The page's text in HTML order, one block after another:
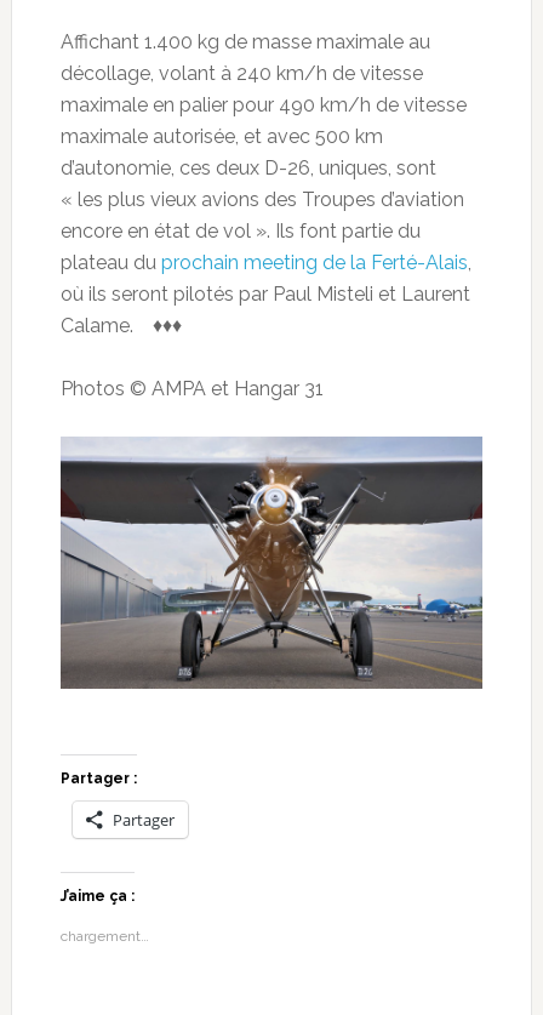
Affichant 1.400 kg de masse maximale au
décollage, volant à 240 km/h de vitesse
maximale en palier pour 490 km/h de vitesse
maximale autorisée, et avec 500 km
d’autonomie, ces deux D-26, uniques, sont
« les plus vieux avions des Troupes d’aviation
encore en état de vol ». Ils font partie du
plateau du prochain meeting de la Ferté-Alais,
où ils seront pilotés par Paul Misteli et Laurent
Calame. ♦♦♦
Photos © AMPA et Hangar 31
Partager :
Partager
J’aime ça :
chargement…